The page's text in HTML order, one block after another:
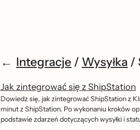
Integracje / Wysyłka /
Jak zintegrować się z ShipStation
Dowiedz się, jak zintegrować ShipStation z
minut z ShipStation. Po wykonaniu kroków
podstawie zdarzeń dotyczących wysyłki i